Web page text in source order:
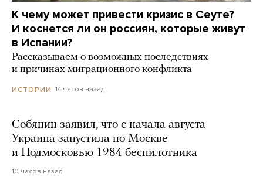
К чему может привести кризис в Сеуте?
И коснется ли он россиян, которые живут
в Испании?
Рассказываем о возможных последствиях
и причинах миграционного конфликта
ИСТОРИИ 14 часов назад
Собянин заявил, что с начала августа
Украина запустила по Москве
и Подмосковью 1984 беспилотника
10 часов назад